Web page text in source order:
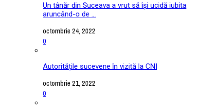
Un tânăr din Suceava a vrut să își ucidă iubita
aruncând-o de ...
octombrie 24, 2022
0
Autoritățile sucevene în vizită la CNI
octombrie 21, 2022
0